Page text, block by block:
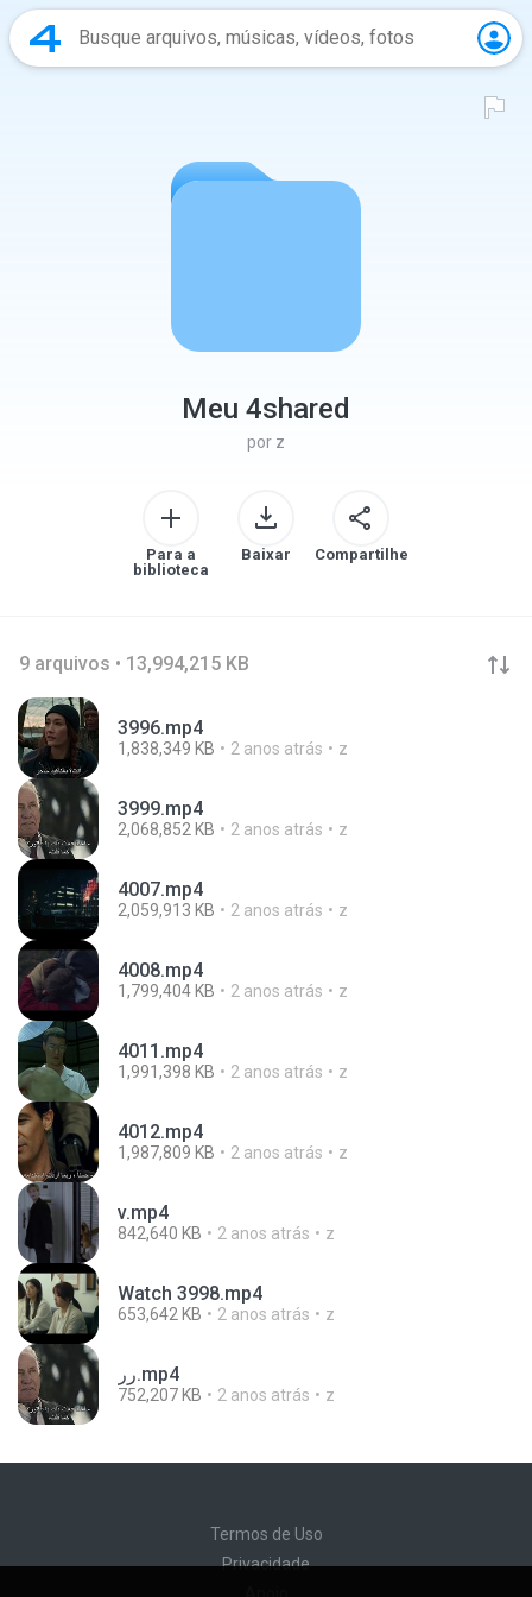
Meu 4shared
por z
Para a
biblioteca
Baixar Compartilhe
9 arquivos • 13,994,215 KB
3996.mp4
1,838,349 KB 2 anos atrás z
3999.mp4
2,068,852 KB 2 anos atrás z
4007.mp4
2,059,913 KB 2 anos atrás z
4008.mp4
1,799,404 KB 2 anos atrás z
4011.mp4
1,991,398 KB 2 anos atrás z
4012.mp4
1,987,809 KB 2 anos atrás z
v.mp4
842,640 KB 2 anos atrás z
Watch 3998.mp4
653,642 KB 2 anos atrás z
رر.mp4
752,207 KB 2 anos atrás z
Termos de Uso
Privacidade